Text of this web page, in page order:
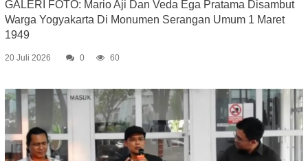
GALERI FOTO: Mario Aji Dan Veda Ega Pratama Disambut
Warga Yogyakarta Di Monumen Serangan Umum 1 Maret
1949
20 Juli 2026 0 60